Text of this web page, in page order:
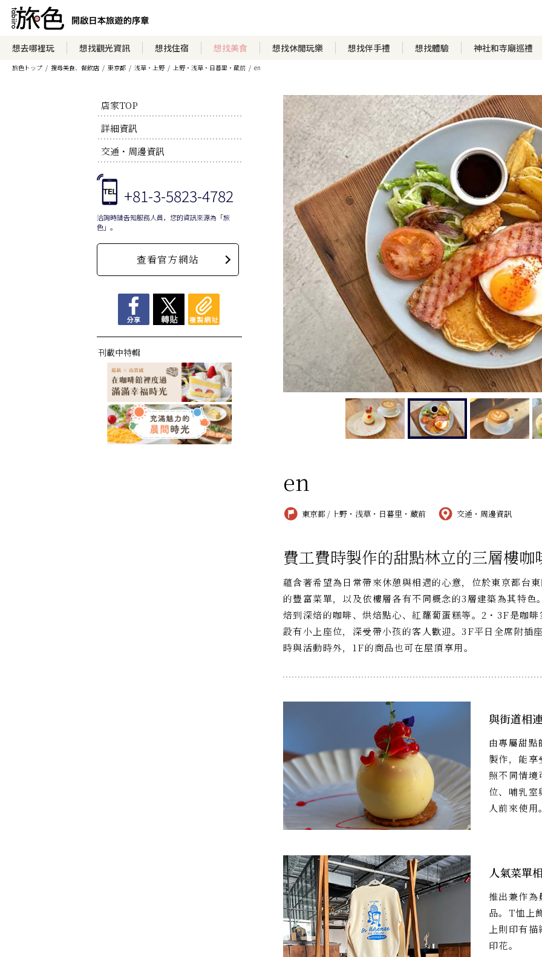
想去哪裡玩 想找觀光資訊 想找住宿 想找美食 想找休閒玩樂 想找伴手禮 想找體驗 神社和寺廟巡禮
旅色トップ 搜尋美食、餐飲店 東京都 浅草・上野 上野・浅草・日暮里・蔵前 en
店家TOP
詳細資訊
交通・周邊資訊
+81-3-5823-4782
洽詢時請告知服務人員，您的資訊來源為「旅
色」。
查看官方網站
刊載中特輯
en
東京都 / 上野・浅草・日暮里・蔵前 交通・周邊資訊
費工費時製作的甜點林立的三層樓咖
蘊含著希望為日常帶來休憩與相遇的心意，位於東京都台
的豐富菜單，以及依樓層各有不同概念的3層建築為其特
焙到深焙的咖啡、烘焙點心、紅蘿蔔蛋糕等。2・3F是咖
設有小上座位，深受帶小孩的客人歡迎。3F平日全席附插
時與活動時外，1F的商品也可在屋頂享用。
與街道相
由專屬甜點
製作，能享
照不同情境
位、哺乳室
人前來使用。
人氣菜單
推出兼作為
品。T恤上
上則印有
印花。